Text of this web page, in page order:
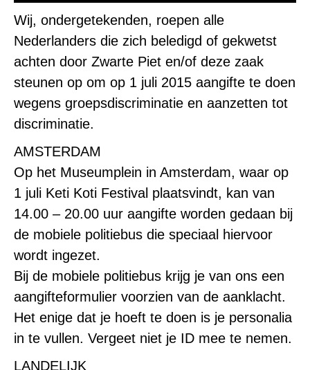
Wij, ondergetekenden, roepen alle
Nederlanders die zich beledigd of gekwetst
achten door Zwarte Piet en/of deze zaak
steunen op om op 1 juli 2015 aangifte te doen
wegens groepsdiscriminatie en aanzetten tot
discriminatie.
AMSTERDAM
Op het Museumplein in Amsterdam, waar op
1 juli Keti Koti Festival plaatsvindt, kan van
14.00 – 20.00 uur aangifte worden gedaan bij
de mobiele politiebus die speciaal hiervoor
wordt ingezet.
Bij de mobiele politiebus krijg je van ons een
aangifteformulier voorzien van de aanklacht.
Het enige dat je hoeft te doen is je personalia
in te vullen. Vergeet niet je ID mee te nemen.
LANDELIJK